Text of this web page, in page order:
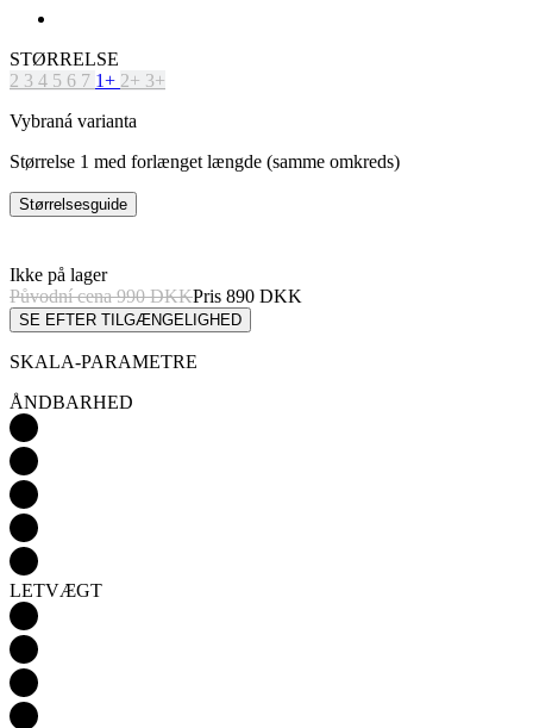
STØRRELSE
2 3 4 5 6 7 1+ 2+ 3+
Vybraná varianta
Størrelse 1 med forlænget længde (samme omkreds)
Størrelsesguide
Ikke på lager
Pris 890 DKK
Původní cena990 DKK
SE EFTER TILGÆNGELIGHED
SKALA-PARAMETRE
ÅNDBARHED
LETVÆGT